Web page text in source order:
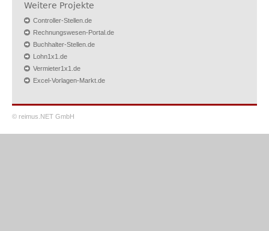
Weitere Projekte
Controller-Stellen.de
Rechnungswesen-Portal.de
Buchhalter-Stellen.de
Lohn1x1.de
Vermieter1x1.de
Excel-Vorlagen-Markt.de
© reimus.NET GmbH